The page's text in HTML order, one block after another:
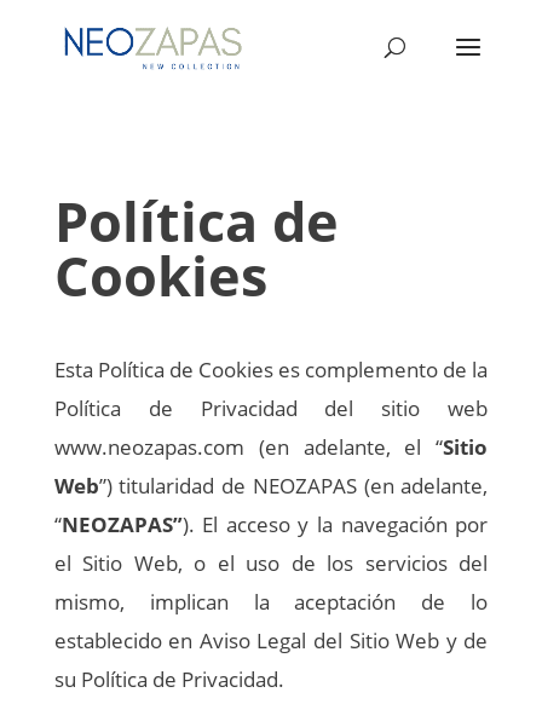
Política de
Cookies
Esta Política de Cookies es complemento de la
Política de Privacidad del sitio web
www.neozapas.com (en adelante, el “Sitio
Web”) titularidad de NEOZAPAS (en adelante,
“NEOZAPAS”). El acceso y la navegación por
el Sitio Web, o el uso de los servicios del
mismo, implican la aceptación de lo
establecido en Aviso Legal del Sitio Web y de
su Política de Privacidad.